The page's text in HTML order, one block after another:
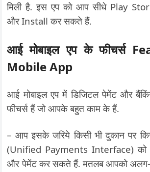
मिली है. इस एप को आप सीधे Play
और Install कर सकते हैं.
आई मोबाइल एप के फीचर्स
Mobile App
आई मोबाइल एप में डिजिटल पेमेंट और
फीचर्स हैं जो आपके बहुत काम के हैं.
– आप इसके जरिये किसी भी दुकान पर
(Unified Payments Interface)
और पेमेंट कर सकते हैं. मतलब आपको